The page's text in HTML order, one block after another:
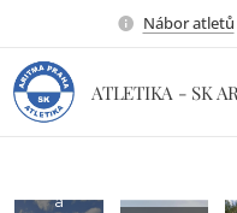
Nábor atletů
ATLETIKA - SK
a